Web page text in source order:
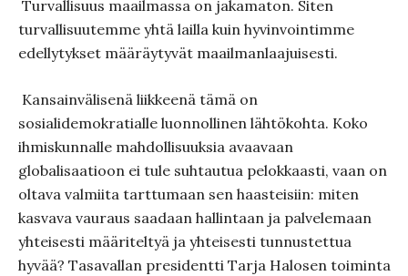
Turvallisuus maailmassa on jakamaton. Siten
turvallisuu­temme yhtä lailla kuin hyvinvointimme
edellytyk­set määräytyvät maail­manlaajuisesti.
Kansainvälisenä liikkeenä tämä on
sosialidemokratialle luonnol­linen lähtökohta. Koko
ihmiskunnalle mahdollisuuksia avaavaan
globalisaatioon ei tule suhtautua pelokkaasti, vaan on
oltava valmiita tarttumaan sen haasteisiin: miten
kasvava vauraus saa­daan hallintaan ja palvelemaan
yhteisesti määriteltyä ja yhtei­sesti tunnustettua
hyvää? Tasavallan presidentti Tarja Halosen toiminta